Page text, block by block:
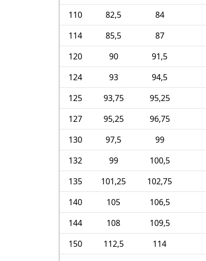
110
82,5 84
114
85,5 87
120
90 91,5
124
93 94,5
125
93,75 95,25
127
95,25 96,75
130
97,5 99
132
99 100,5
135
101,25 102,75
140
105 106,5
144
108 109,5
150
112,5 114